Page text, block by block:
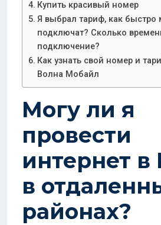
Купить красивый номер
Я выбрал тариф, как быстро
подключат? Сколько
подключение?
Как узнать свой номер и
Волна Мобайл
Могу ли я
провести
интернет
в
районах?